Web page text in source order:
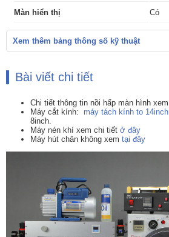
Màn hiển thị Có
Xem thêm bảng thông số kỹ thuật
Bài viết chi tiết
Chi tiết thông tin nồi hấp màn hình xem
Máy cắt kính: máy tách kính to 14inch
8inch.
Máy nén khí xem chi tiết ở đây
Máy hút chân không xem tại đây